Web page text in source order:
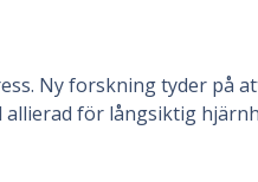
Ny forskning tyder på
för långsiktig